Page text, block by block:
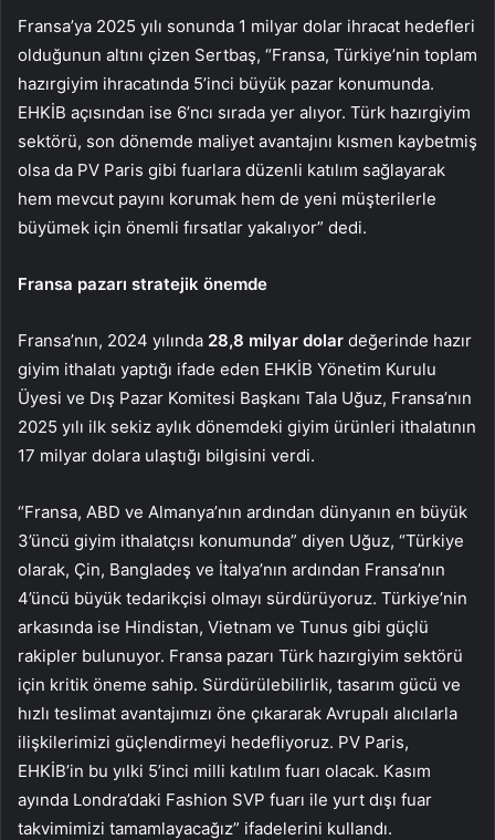
Fransa’ya 2025 yılı sonunda 1 milyar dolar ihracat hedefleri
olduğunun altını çizen Sertbaş, “Fransa, Türkiye’nin toplam
hazırgiyim ihracatında 5’inci büyük pazar konumunda.
EHKİB açısından ise 6’ncı sırada yer alıyor. Türk hazırgiyim
sektörü, son dönemde maliyet avantajını kısmen kaybetmiş
olsa da PV Paris gibi fuarlara düzenli katılım sağlayarak
hem mevcut payını korumak hem de yeni müşterilerle
büyümek için önemli fırsatlar yakalıyor” dedi.
Fransa pazarı stratejik önemde
Fransa’nın, 2024 yılında 28,8 milyar dolar değerinde hazır
giyim ithalatı yaptığı ifade eden EHKİB Yönetim Kurulu
Üyesi ve Dış Pazar Komitesi Başkanı Tala Uğuz, Fransa’nın
2025 yılı ilk sekiz aylık dönemdeki giyim ürünleri ithalatının
17 milyar dolara ulaştığı bilgisini verdi.
“Fransa, ABD ve Almanya’nın ardından dünyanın en büyük
3’üncü giyim ithalatçısı konumunda” diyen Uğuz, “Türkiye
olarak, Çin, Bangladeş ve İtalya’nın ardından Fransa’nın
4’üncü büyük tedarikçisi olmayı sürdürüyoruz. Türkiye’nin
arkasında ise Hindistan, Vietnam ve Tunus gibi güçlü
rakipler bulunuyor. Fransa pazarı Türk hazırgiyim sektörü
için kritik öneme sahip. Sürdürülebilirlik, tasarım gücü ve
hızlı teslimat avantajımızı öne çıkararak Avrupalı alıcılarla
ilişkilerimizi güçlendirmeyi hedefliyoruz. PV Paris,
EHKİB’in bu yılki 5’inci milli katılım fuarı olacak. Kasım
ayında Londra’daki Fashion SVP fuarı ile yurt dışı fuar
takvimimizi tamamlayacağız” ifadelerini kullandı.